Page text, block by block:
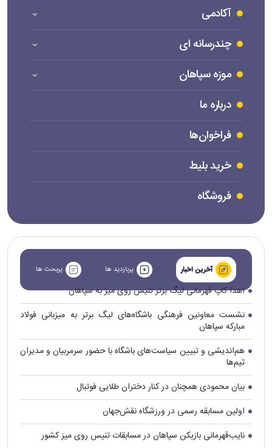
آکادمی
چندرسانه ای
موزه سپاهان
درباره ما
فراخوان‌ها
خرید بلیط
فروشگاه
آخرین اخبار پربازدید ها پربحث ها
اهدا کاپ قهرمانی لیگ برتر تنیس روی میز به سپاهان
نشست معاونین فرهنگی باشگاه‌های لیگ برتر به میزبانی فولاد
مبارکه سپاهان
هم‌اندیشی و تبیین سیاست‌های باشگاه با حضور سرمربیان و مدیران
تیم‌ها
بیان محمودی همچنان در کنار دختران طلایی فوتبال
اولین مسابقه رسمی در ورزشگاه نقش‌جهان
نایب‌قهرمانی بازیکن سپاهان در مسابقات تنیس روی میز کشور